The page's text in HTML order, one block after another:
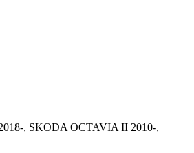
, SKODA OCTAVIA II 2010-,